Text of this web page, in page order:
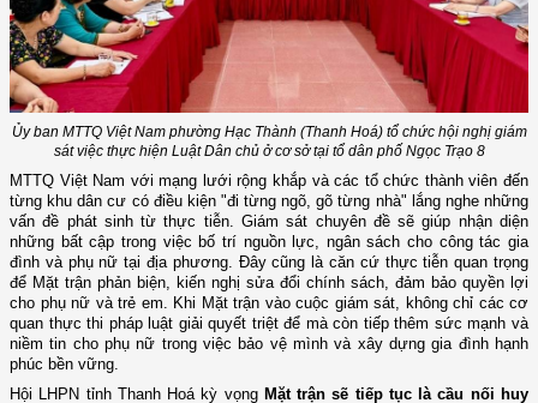
Ủy ban MTTQ Việt Nam phường Hạc Thành (Thanh Hoá) tổ chức hội nghị giám
sát việc thực hiện Luật Dân chủ ở cơ sở tại tổ dân phố Ngọc Trạo 8
MTTQ Việt Nam với mạng lưới rộng khắp và các tổ chức thành viên đến
từng khu dân cư có điều kiện "đi từng ngõ, gõ từng nhà" lắng nghe những
vấn đề phát sinh từ thực tiễn. Giám sát chuyên đề sẽ giúp nhận diện
những bất cập trong việc bố trí nguồn lực, ngân sách cho công tác gia
đình và phụ nữ tại địa phương. Đây cũng là căn cứ thực tiễn quan trọng
để Mặt trận phản biện, kiến nghị sửa đổi chính sách, đảm bảo quyền lợi
cho phụ nữ và trẻ em. Khi Mặt trận vào cuộc giám sát, không chỉ các cơ
quan thực thi pháp luật giải quyết triệt để mà còn tiếp thêm sức mạnh và
niềm tin cho phụ nữ trong việc bảo vệ mình và xây dựng gia đình hạnh
phúc bền vững.
Hội LHPN tỉnh Thanh Hoá kỳ vọng Mặt trận sẽ tiếp tục là cầu nối huy